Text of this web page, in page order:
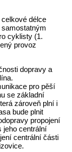
délce
cyklisty (1.
provoz
dopravy a
pro pěší
se základní
zároveň plní i
bude plnit
propojení
jeho centrální
centrální části